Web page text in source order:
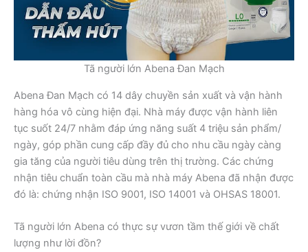
Tã người lớn Abena Đan Mạch
Abena Đan Mạch có 14 dây chuyền sản xuất và vận hành
hàng hóa vô cùng hiện đại. Nhà máy được vận hành liên
tục suốt 24/7 nhằm đáp ứng năng suất 4 triệu sản phẩm/
ngày, góp phần cung cấp đầy đủ cho nhu cầu ngày càng
gia tăng của người tiêu dùng trên thị trường. Các chứng
nhận tiêu chuẩn toàn cầu mà nhà máy Abena đã nhận được
đó là: chứng nhận ISO 9001, ISO 14001 và OHSAS 18001.
Tã người lớn Abena có thực sự vươn tầm thế giới về chất
lượng như lời đồn?